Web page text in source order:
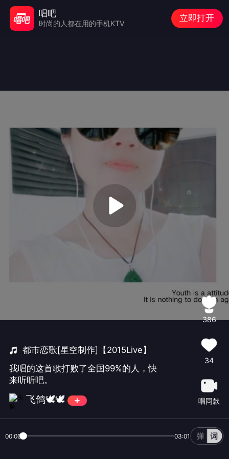
都市恋歌[星空制作]【2015Live】
我唱的这首歌打败了全国99%的人，快
来听听吧。
飞鸽🕊🕊
386
34
唱同款
00:00 03:01
唱吧
时尚的人都在用的手机KTV
立即打开